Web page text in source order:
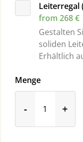
Leiterregal
from 268 €
Gestalten
soliden
Erhältlich
Menge
- +